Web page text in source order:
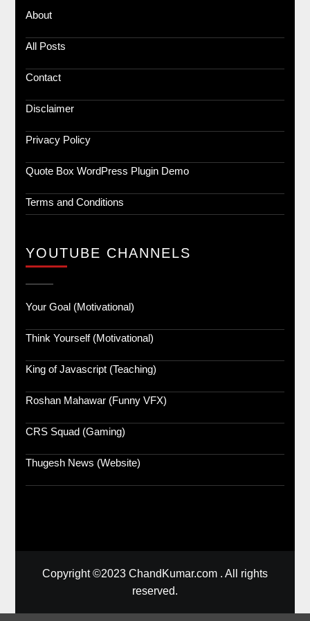
About
All Posts
Contact
Disclaimer
Privacy Policy
Quote Box WordPress Plugin Demo
Terms and Conditions
YOUTUBE CHANNELS
Your Goal (Motivational)
Think Yourself (Motivational)
King of Javascript (Teaching)
Roshan Mahawar (Funny VFX)
CRS Squad (Gaming)
Thugesh News (Website)
Copyright ©2023 ChandKumar.com . All rights
reserved.